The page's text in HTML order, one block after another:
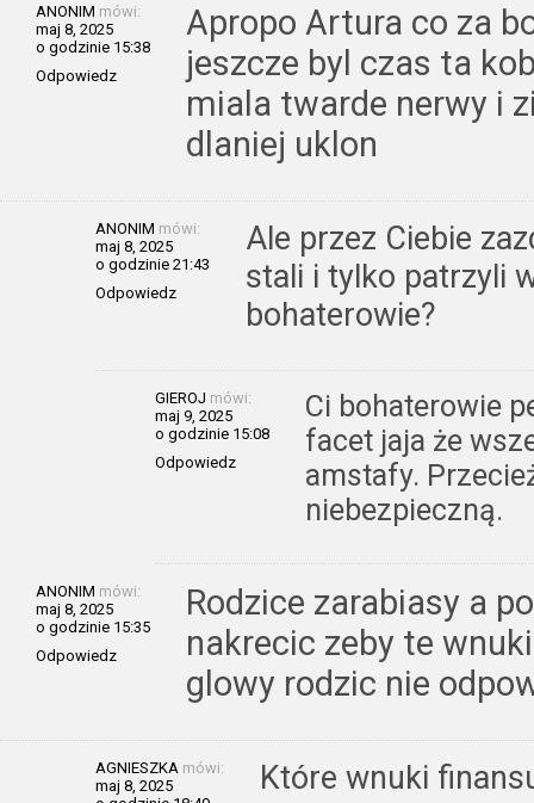
ANONIM mówi:
maj 8, 2025
o godzinie 15:38
Odpowiedz
Apropo Artura co za
jeszcze byl czas ta
miala twarde nerwy i
dlaniej uklon
ANONIM mówi:
maj 8, 2025
o godzinie 21:43
Odpowiedz
Ale przez Ciebie
stali i tylko patrzyli
bohaterowie?
GIEROJ mówi:
maj 9, 2025
o godzinie 15:08
Odpowiedz
Ci bohaterowie
facet jaja że
amstafy.
niebezpieczną.
ANONIM mówi:
maj 8, 2025
o godzinie 15:35
Odpowiedz
Rodzice zarabiasy a
nakrecic zeby te
glowy rodzic nie
AGNIESZKA mówi:
maj 8, 2025
Które wnuki